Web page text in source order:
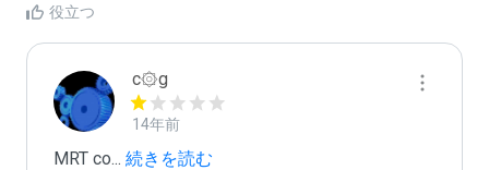
役立つ
c۞g
14年前
MRT co... 続きを読む